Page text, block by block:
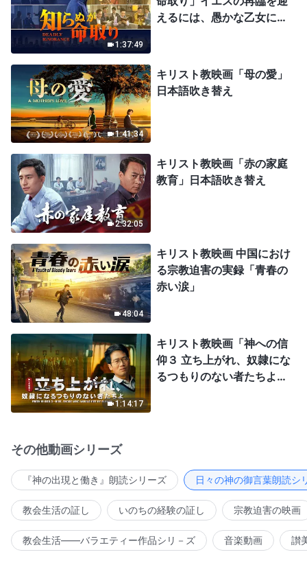
1:37:49
えるには、愚かな乙女にな
1:41:34
キリスト教映画「母の愛」
日本語吹き替え
2:32:05
キリスト教映画「赤の家庭
教育」日本語吹き替え
48:04
キリスト教映画 中国におけ
る宗教迫害の実録「青春の
赤い涙」
1:14:17
キリスト教映画「神への信
仰３ 立ち上がれ、奴隷にな
るつもりのない者たちよ」
その他動画シリーズ
『神の出現と働き』朗読シリーズ 日々の神の御言葉朗読シ
教会生活の証し いのちの経験の証し 宗教迫害の映画
教会生活――バラエティー作品シリ－ズ 音楽動画 讃